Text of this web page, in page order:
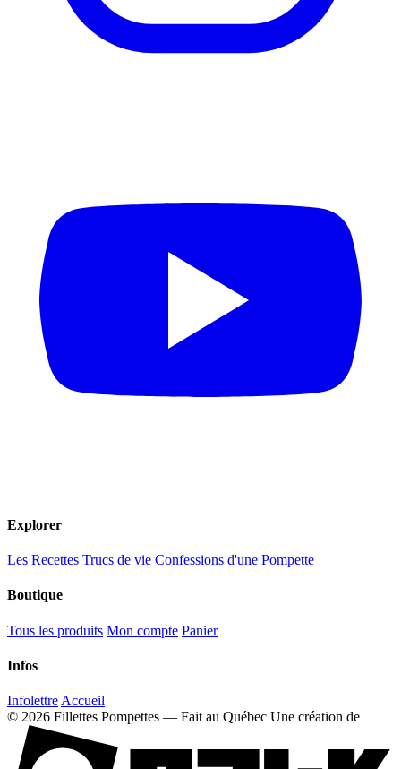
Explorer
Les Recettes Trucs de vie Confessions d'une Pompette
Boutique
Tous les produits Mon compte Panier
Infos
Infolettre Accueil
© 2026 Fillettes Pompettes — Fait au Québec Une création de